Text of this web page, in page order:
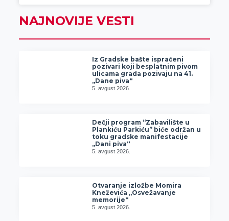
NAJNOVIJE VESTI
Iz Gradske bašte ispraćeni
pozivari koji besplatnim pivom
ulicama grada pozivaju na 41.
„Dane piva“
5. avgust 2026.
Dečji program “Zabavilište u
Plankiću Parkiću” biće održan u
toku gradske manifestacije
„Dani piva“
5. avgust 2026.
Otvaranje izložbe Momira
Kneževića „Osvežavanje
memorije“
5. avgust 2026.